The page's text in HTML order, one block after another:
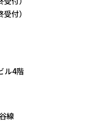
付）
ル4階
線